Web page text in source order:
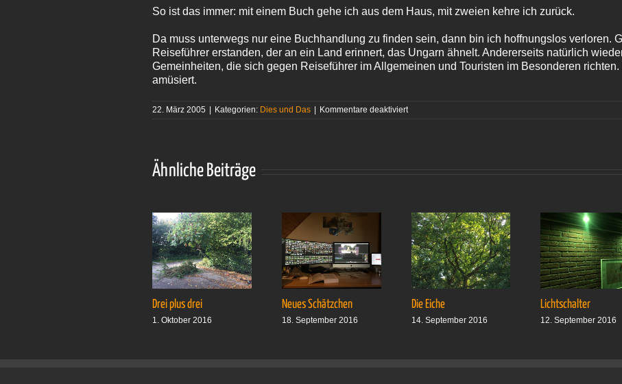
So ist das immer: mit einem Buch gehe ich aus dem Haus, mit zweien kehre ich zurück.
Da muss unterwegs nur eine Buchhandlung zu finden sein, dann bin ich hoffnungslos verloren.
Reiseführer erstanden, der an ein Land erinnert, das Ungarn ähnelt. Andererseits natürlich
Gemeinheiten, die sich gegen Reiseführer im Allgemeinen und Touristen im Besonderen
amüsiert.
22. März 2005 | Kategorien: Dies und Das | Kommentare deaktiviertfür
Ähnliche Beiträge
Drei plus drei
1. Oktober 2016
Neues Schätzchen
18. September 2016
Die Eiche
14. September 2016
Lichtschalter
12. September 2016